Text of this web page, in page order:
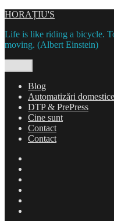
Skip
content
HORAȚIU'S
Life is like riding a bicycle.
moving. (Albert Einstein)
Blog
Automatizări domestice
DTP & PrePress
Cine sunt
Contact
Contact